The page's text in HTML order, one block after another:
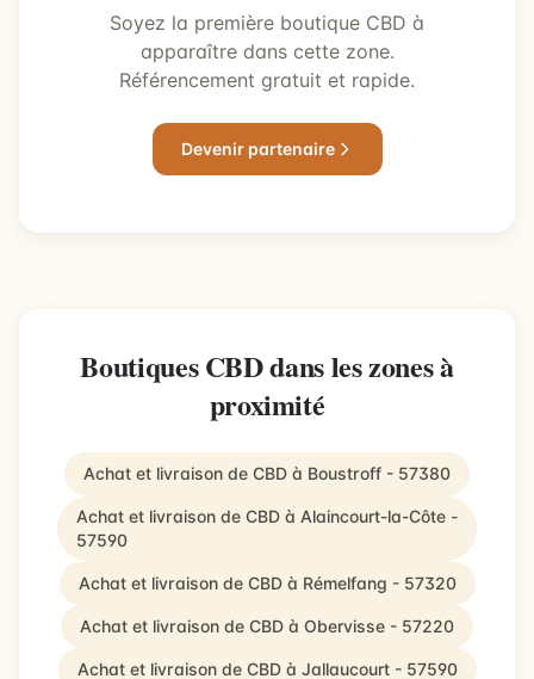
Soyez la première boutique CBD à
apparaître dans cette zone.
Référencement gratuit et rapide.
Devenir partenaire
Boutiques CBD dans les zones à
proximité
Achat et livraison de CBD à Boustroff - 57380
Achat et livraison de CBD à Alaincourt-la-Côte -
57590
Achat et livraison de CBD à Rémelfang - 57320
Achat et livraison de CBD à Obervisse - 57220
Achat et livraison de CBD à Jallaucourt - 57590